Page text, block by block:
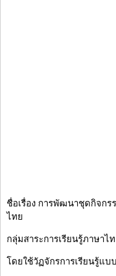
ชื่อเรื่อง การพัฒนาชุดกิจกร
ไทย
กลุ่มสาระการเรียนรู้ภาษา
โดยใช้วัฏจักรการเรียนรู้แบ